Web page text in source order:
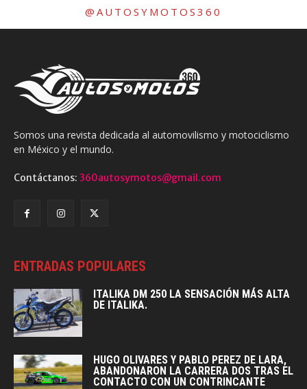
@AUTOSYMOTOS360
Somos una revista dedicada al automovilismo y motociclismo
en México y el mundo.
Contáctanos: 360autosymotos@gmail.com
ENTRADAS POPULARES
ITALIKA DM 250 LA SENSACIÓN MÁS ALTA
DE ITALIKA.
HUGO OLIVARES Y PABLO PEREZ DE LARA,
ABANDONARON LA CARRERA DOS TRAS EL
CONTACTO CON UN CONTRINCANTE